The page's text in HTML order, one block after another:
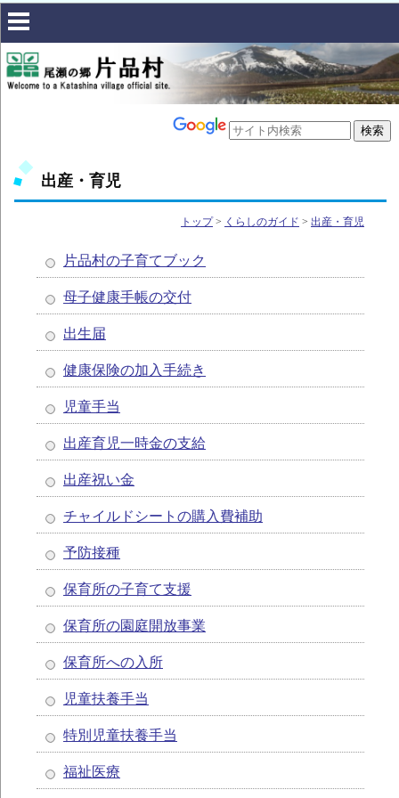
出産・育児
トップ> くらしのガイド > 出産・育児
片品村の子育てブック
母子健康手帳の交付
出生届
健康保険の加入手続き
児童手当
出産育児一時金の支給
出産祝い金
チャイルドシートの購入費補助
予防接種
保育所の子育て支援
保育所の園庭開放事業
保育所への入所
児童扶養手当
特別児童扶養手当
福祉医療